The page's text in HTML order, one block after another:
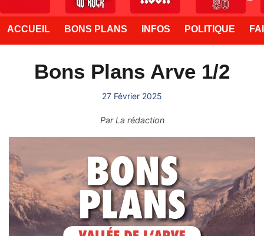
ACCUEIL BONS PLANS INFOS POLITIQUE
Bons Plans Arve 1/2
27 Février 2025
ParLa rédaction